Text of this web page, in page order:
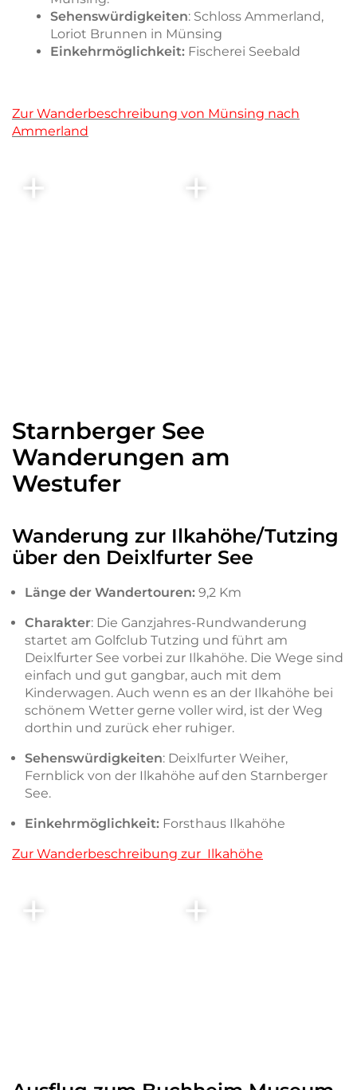
Sehenswürdigkeiten: Schloss Ammerland,
Loriot Brunnen in Münsing
Einkehrmöglichkeit: Fischerei Seebald
Zur Wanderbeschreibung von Münsing nach
Ammerland
Starnberger See
Wanderungen am
Westufer
Wanderung zur Ilkahöhe/Tutzing
über den Deixlfurter See
Länge der Wandertouren: 9,2 Km
Charakter: Die Ganzjahres-Rundwanderung
startet am Golfclub Tutzing und führt am
Deixlfurter See vorbei zur Ilkahöhe. Die Wege sind
einfach und gut gangbar, auch mit dem
Kinderwagen. Auch wenn es an der Ilkahöhe bei
schönem Wetter gerne voller wird, ist der Weg
dorthin und zurück eher ruhiger.
Sehenswürdigkeiten: Deixlfurter Weiher,
Fernblick von der Ilkahöhe auf den Starnberger
See.
Einkehrmöglichkeit: Forsthaus Ilkahöhe
Zur Wanderbeschreibung zur Ilkahöhe